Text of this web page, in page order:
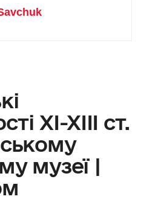
XI-XIII ст.
музеї |